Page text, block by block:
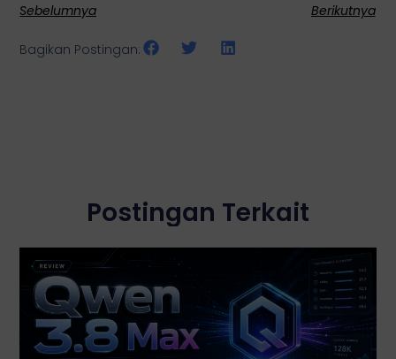
Sebelumnya Berikutnya
Bagikan Postingan:
Postingan Terkait